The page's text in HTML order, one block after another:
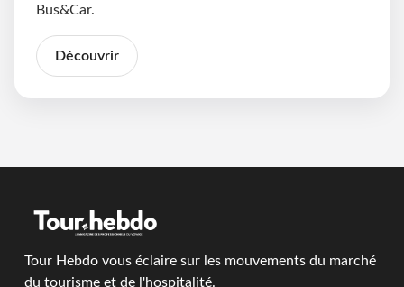
Bus&Car.
Découvrir
Tour Hebdo vous éclaire sur les mouvements du marché
du tourisme et de l'hospitalité.